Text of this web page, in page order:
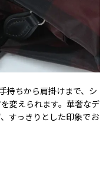
持ちから肩掛けまで、シ
変えられます。華奢なデ
すっきりとした印象でお